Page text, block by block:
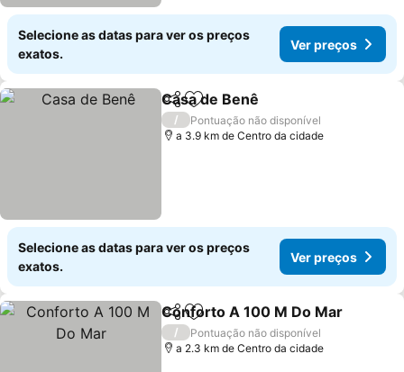
Selecione as datas para ver os preços
exatos.
Ver preços
PartilharAdicionar aos favoritos
Casa de Benê
/
Pontuação não disponível
a 3.9 km de Centro da cidade
Selecione as datas para ver os preços
exatos.
Ver preços
PartilharAdicionar aos favoritos
Conforto A 100 M Do Mar
/
Pontuação não disponível
a 2.3 km de Centro da cidade